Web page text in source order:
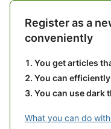
Register as a
conveniently
You get articles
You can
You can use dark
What you can do